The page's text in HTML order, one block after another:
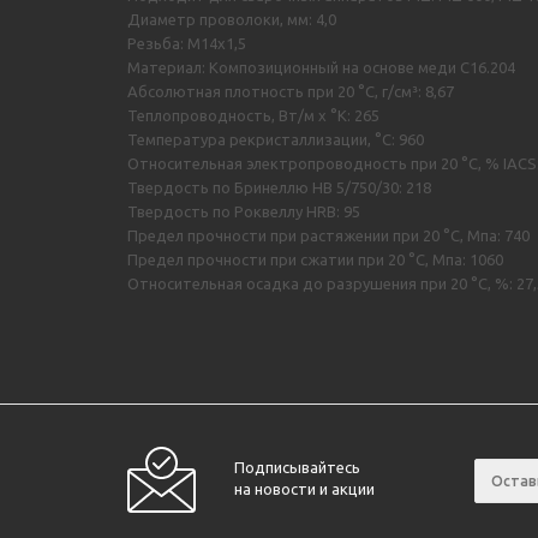
Диаметр проволоки, мм: 4,0
Резьба: M14x1,5
Материал: Композиционный на основе меди С16.204
Абсолютная плотность при 20 °C, г/см³: 8,67
Теплопроводность, Вт/м х °К: 265
Температура рекристаллизации, °C: 960
Относительная электропроводность при 20 °C, %
Твердость по Бринеллю HB 5/750/30: 218
Твердость по Роквеллу HRB: 95
Предел прочности при растяжении при 20 °C, Мпа: 740
Предел прочности при сжатии при 20 °C, Мпа: 1060
Относительная осадка до разрушения при 20 °C, %:
Подписывайтесь
на новости и акции